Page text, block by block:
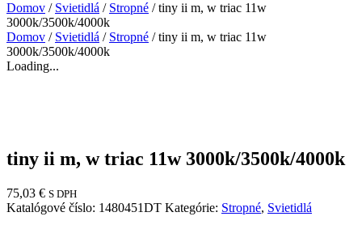
Domov / Svietidlá / Stropné / tiny ii m, w triac 11w
3000k/3500k/4000k
Domov / Svietidlá / Stropné / tiny ii m, w triac 11w
3000k/3500k/4000k
Loading...
tiny ii m, w triac 11w 3000k/3500k/4000k
75,03 € S DPH
Katalógové číslo: 1480451DT Kategórie: Stropné, Svietidlá